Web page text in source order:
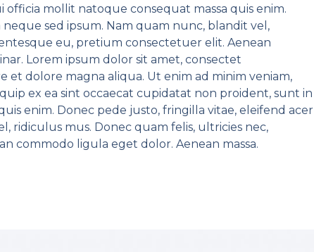
mollit natoque consequat massa quis enim.
sed ipsum. Nam quam nunc, blandit vel,
eu, pretium consectetuer elit. Aenean
Lorem ipsum dolor sit amet, consectet
et dolore magna aliqua. Ut enim ad minim veniam,
ex ea sint occaecat cupidatat non proident, sunt in
enim. Donec pede justo, fringilla vitae, eleifend acer
ridiculus mus. Donec quam felis, ultricies nec,
commodo ligula eget dolor. Aenean massa.